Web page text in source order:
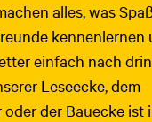
alles, was
kennenlernen
einfach nach
Leseecke, dem
der Bauecke ist